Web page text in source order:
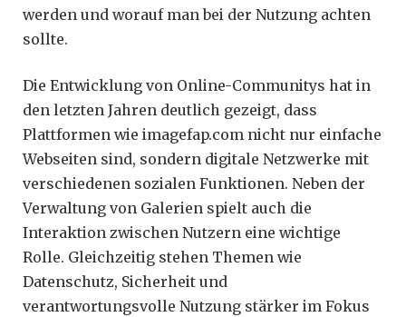
werden und worauf man bei der Nutzung achten
sollte.
Die Entwicklung von Online-Communitys hat in
den letzten Jahren deutlich gezeigt, dass
Plattformen wie imagefap.com nicht nur einfache
Webseiten sind, sondern digitale Netzwerke mit
verschiedenen sozialen Funktionen. Neben der
Verwaltung von Galerien spielt auch die
Interaktion zwischen Nutzern eine wichtige
Rolle. Gleichzeitig stehen Themen wie
Datenschutz, Sicherheit und
verantwortungsvolle Nutzung stärker im Fokus